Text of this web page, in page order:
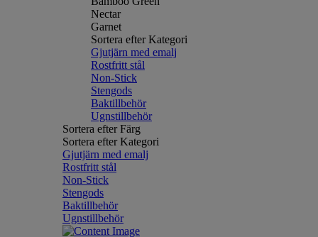
Nectar
Garnet
Sortera efter Kategori
Gjutjärn med emalj
Rostfritt stål
Non-Stick
Stengods
Baktillbehör
Ugnstillbehör
Sortera efter Färg
Sortera efter Kategori
Gjutjärn med emalj
Rostfritt stål
Non-Stick
Stengods
Baktillbehör
Ugnstillbehör